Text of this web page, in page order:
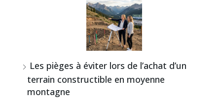
Les pièges à éviter lors de l’achat d’un
terrain constructible en moyenne
montagne